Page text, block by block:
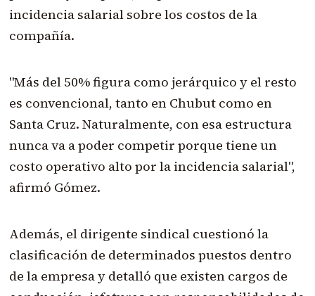
incidencia salarial sobre los costos de la
compañía.
"Más del 50% figura como jerárquico y el resto
es convencional, tanto en Chubut como en
Santa Cruz. Naturalmente, con esa estructura
nunca va a poder competir porque tiene un
costo operativo alto por la incidencia salarial",
afirmó Gómez.
Además, el dirigente sindical cuestionó la
clasificación de determinados puestos dentro
de la empresa y detalló que existen cargos de